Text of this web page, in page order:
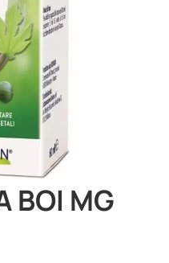
BOI MG